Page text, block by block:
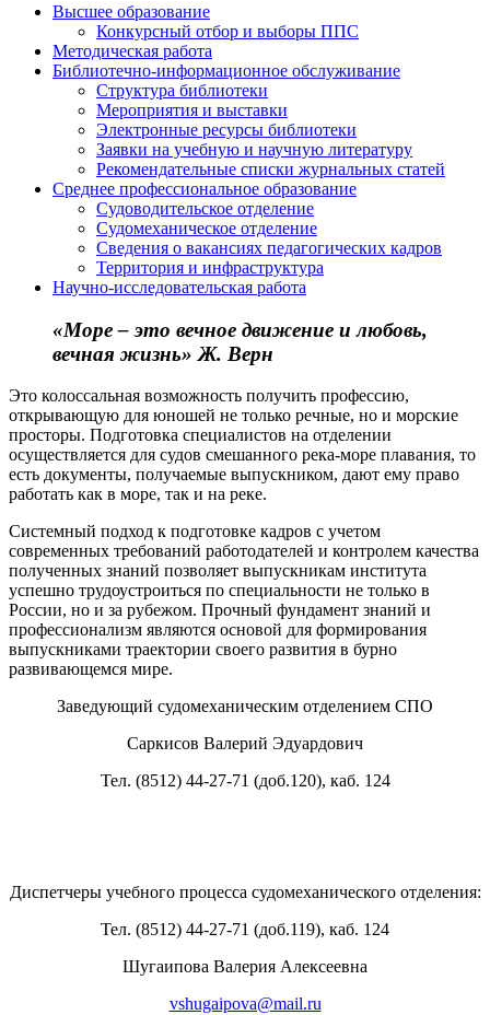
Высшее образование
Конкурсный отбор и выборы ППС
Методическая работа
Библиотечно-информационное обслуживание
Структура библиотеки
Мероприятия и выставки
Электронные ресурсы библиотеки
Заявки на учебную и научную литературу
Рекомендательные списки журнальных статей
Среднее профессиональное образование
Судоводительское отделение
Судомеханическое отделение
Сведения о вакансиях педагогических кадров
Территория и инфраструктура
Научно-исследовательская работа
«Море – это вечное движение и любовь,
вечная жизнь» Ж. Верн
Это колоссальная возможность получить профессию,
открывающую для юношей не только речные, но и морские
просторы. Подготовка специалистов на отделении
осуществляется для судов смешанного река-море плавания, то
есть документы, получаемые выпускником, дают ему право
работать как в море, так и на реке.
Системный подход к подготовке кадров с учетом
современных требований работодателей и контролем качества
полученных знаний позволяет выпускникам института
успешно трудоустроиться по специальности не только в
России, но и за рубежом. Прочный фундамент знаний и
профессионализм являются основой для формирования
выпускниками траектории своего развития в бурно
развивающемся мире.
Заведующий судомеханическим отделением СПО
Саркисов Валерий Эдуардович
Тел. (8512) 44-27-71 (доб.120), каб. 124
Диспетчеры учебного процесса судомеханического отделения:
Тел. (8512) 44-27-71 (доб.119), каб. 124
Шугаипова Валерия Алексеевна
vshugaipova@mail.ru